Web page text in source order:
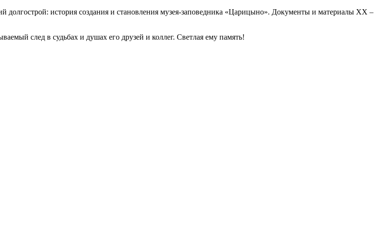
долгострой: история создания и становления музея-заповедника «Царицыно». Документы и материалы XX –
след в судьбах и душах его друзей и коллег. Светлая ему память!